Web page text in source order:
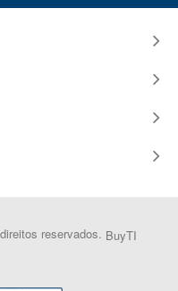
reservados. BuyTI